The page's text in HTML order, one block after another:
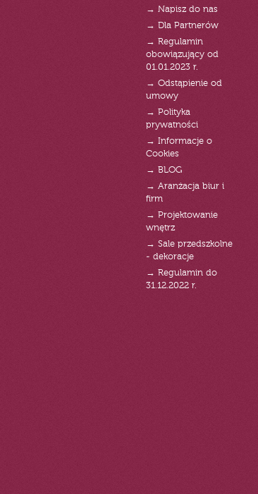
→ Napisz do nas
→ Dla Partnerów
→ Regulamin
obowiązujący od
01.01.2023 r.
→ Odstąpienie od
umowy
→ Polityka
prywatności
→ Informacje o
Cookies
→ BLOG
→ Aranżacja biur i
firm
→ Projektowanie
wnętrz
→ Sale przedszkolne
- dekoracje
→ Regulamin do
31.12.2022 r.